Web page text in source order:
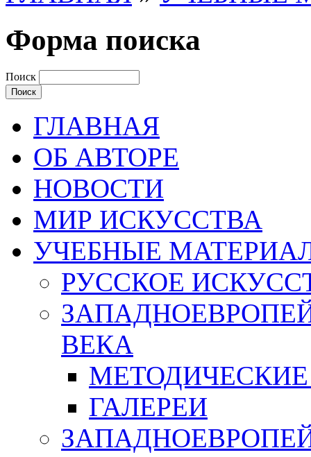
Форма поиска
Поиск
ГЛАВНАЯ
ОБ АВТОРЕ
НОВОСТИ
МИР ИСКУССТВА
УЧЕБНЫЕ
РУССКОЕ
ВЕКА
ГАЛЕРЕИ